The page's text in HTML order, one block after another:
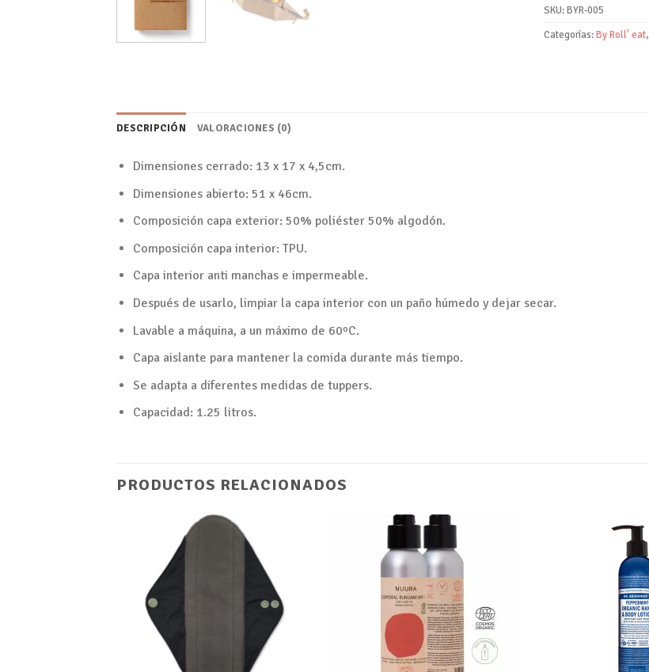
SKU:BYR-005
Categorías:By Roll' eat,
DESCRIPCIÓN VALORACIONES (0)
Dimensiones cerrado: 13 x 17 x 4,5cm.
Dimensiones abierto: 51 x 46cm.
Composición capa exterior: 50% poliéster 50% algodón.
Composición capa interior: TPU.
Capa interior anti manchas e impermeable.
Después de usarlo, limpiar la capa interior con un paño húmedo y dejar secar.
Lavable a máquina, a un máximo de 60ºC.
Capa aislante para mantener la comida durante más tiempo.
Se adapta a diferentes medidas de tuppers.
Capacidad: 1.25 litros.
PRODUCTOS RELACIONADOS
Añadir
a tu
lista de
deseos
lista de
deseos